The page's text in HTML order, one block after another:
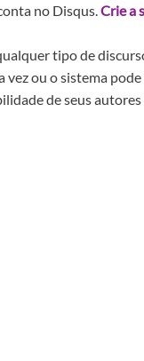
no Disqus.Crie a
tipo de
vez ou o sistema
de seus